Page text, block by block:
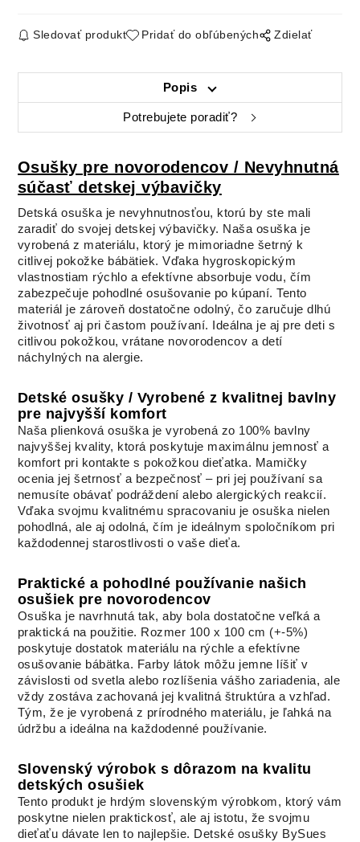
Sledovať produkt Pridať do obľúbených Zdielať
Popis
Potrebujete poradiť?
Osušky pre novorodencov / Nevyhnutná
súčasť detskej výbavičky
Detská osuška je nevyhnutnosťou, ktorú by ste mali
zaradiť do svojej detskej výbavičky. Naša osuška je
vyrobená z materiálu, ktorý je mimoriadne šetrný k
citlivej pokožke bábätiek. Vďaka hygroskopickým
vlastnostiam rýchlo a efektívne absorbuje vodu, čím
zabezpečuje pohodlné osušovanie po kúpaní. Tento
materiál je zároveň dostatočne odolný, čo zaručuje dlhú
životnosť aj pri častom používaní. Ideálna je aj pre deti s
citlivou pokožkou, vrátane novorodencov a detí
náchylných na alergie.
Detské osušky / Vyrobené z kvalitnej bavlny
pre najvyšší komfort
Naša plienková osuška je vyrobená zo 100% bavlny
najvyššej kvality, ktorá poskytuje maximálnu jemnosť a
komfort pri kontakte s pokožkou dieťatka. Mamičky
ocenia jej šetrnosť a bezpečnosť – pri jej používaní sa
nemusíte obávať podráždení alebo alergických reakcií.
Vďaka svojmu kvalitnému spracovaniu je osuška nielen
pohodlná, ale aj odolná, čím je ideálnym spoločníkom pri
každodennej starostlivosti o vaše dieťa.
Praktické a pohodlné používanie našich
osušiek pre novorodencov
Osuška je navrhnutá tak, aby bola dostatočne veľká a
praktická na použitie. Rozmer 100 x 100 cm (+-5%)
poskytuje dostatok materiálu na rýchle a efektívne
osušovanie bábätka. Farby látok môžu jemne líšiť v
závislosti od svetla alebo rozlíšenia vášho zariadenia, ale
vždy zostáva zachovaná jej kvalitná štruktúra a vzhľad.
Tým, že je vyrobená z prírodného materiálu, je ľahká na
údržbu a ideálna na každodenné používanie.
Slovenský výrobok s dôrazom na kvalitu
detských osušiek
Tento produkt je hrdým slovenským výrobkom, ktorý vám
poskytne nielen praktickosť, ale aj istotu, že svojmu
dieťaťu dávate len to najlepšie. Detské osušky BySues